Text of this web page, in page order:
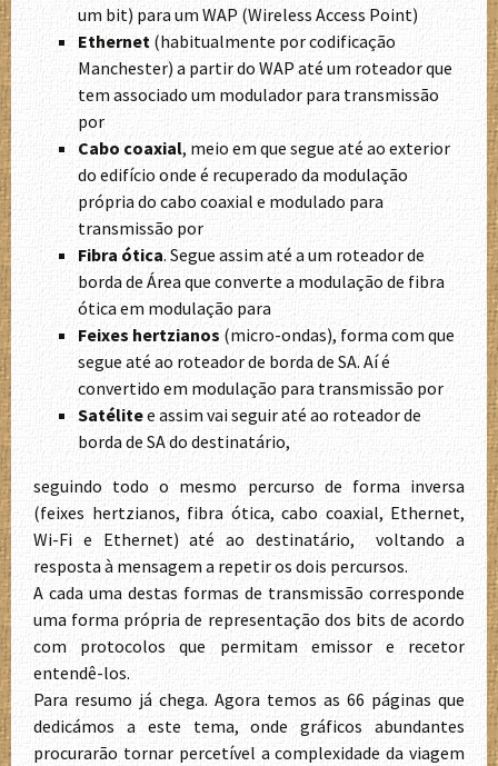
um bit) para um WAP (Wireless Access Point)
Ethernet (habitualmente por codificação
Manchester) a partir do WAP até um roteador que
tem associado um modulador para transmissão
por
Cabo coaxial, meio em que segue até ao exterior
do edifício onde é recuperado da modulação
própria do cabo coaxial e modulado para
transmissão por
Fibra ótica. Segue assim até a um roteador de
borda de Área que converte a modulação de fibra
ótica em modulação para
Feixes hertzianos (micro-ondas), forma com que
segue até ao roteador de borda de SA. Aí é
convertido em modulação para transmissão por
Satélitee assim vai seguir até ao roteador de
borda de SA do destinatário,
seguindo todo o mesmo percurso de forma inversa
(feixes hertzianos, fibra ótica, cabo coaxial, Ethernet,
Wi-Fi e Ethernet) até ao destinatário, voltando a
resposta à mensagem a repetir os dois percursos.
A cada uma destas formas de transmissão corresponde
uma forma própria de representação dos bits de acordo
com protocolos que permitam emissor e recetor
entendê-los.
Para resumo já chega. Agora temos as 66 páginas que
dedicámos a este tema, onde gráficos abundantes
procurarão tornar percetível a complexidade da viagem